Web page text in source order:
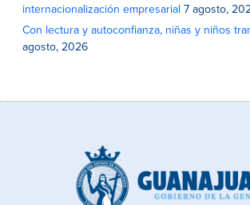
internacionalización empresarial 7 agosto,
Con lectura y autoconfianza, niñas y niños
agosto, 2026